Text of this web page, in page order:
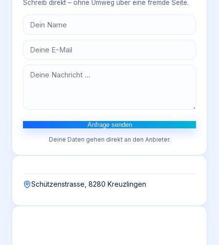
Schreib direkt – ohne Umweg über eine fremde Seite.
Anfrage senden
Deine Daten gehen direkt an den Anbieter.
Schützenstrasse, 8280 Kreuzlingen